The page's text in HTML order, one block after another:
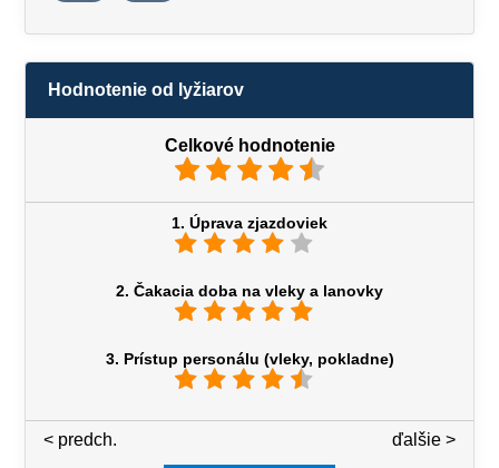
Hodnotenie od lyžiarov
Celkové hodnotenie
1. Úprava zjazdoviek
2. Čakacia doba na vleky a lanovky
3. Prístup personálu (vleky, pokladne)
ďalšie >
< predch.